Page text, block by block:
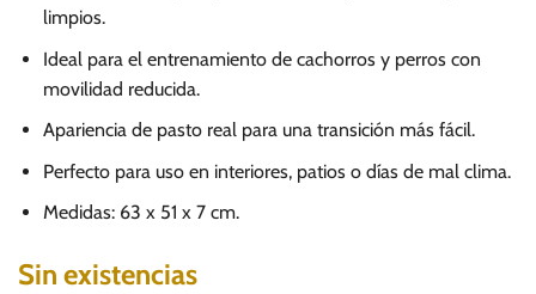
limpios.
Ideal para el entrenamiento de cachorros y perros con
movilidad reducida.
Apariencia de pasto real para una transición más fácil.
Perfecto para uso en interiores, patios o días de mal clima.
Medidas: 63 x 51 x 7 cm.
Sin existencias